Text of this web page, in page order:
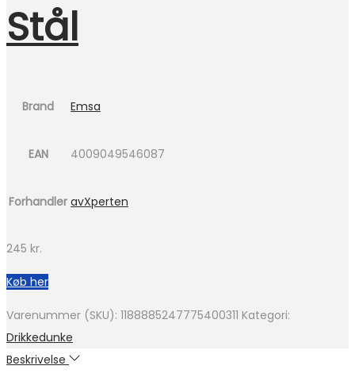
Stål
Brand Emsa
EAN 4009049546087
Forhandler avXperten
245 kr.
Køb her
Varenummer (SKU): 1188885247775400311 Kategori:
Drikkedunke
Beskrivelse